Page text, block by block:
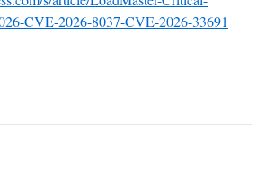
CVE-2026-8037-CVE-2026-33691